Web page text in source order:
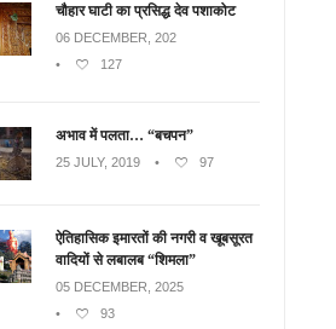
चौहार घाटी का प्रसिद्ध देव पशाकोट
06 DECEMBER, 202
•
127
अभाव में पलता… “बचपन”
25 JULY, 2019 • 97
ऐतिहासिक इमारतों की नगरी व खूबसूरत
वादियों से लबालब “शिमला”
05 DECEMBER, 2025
•
93